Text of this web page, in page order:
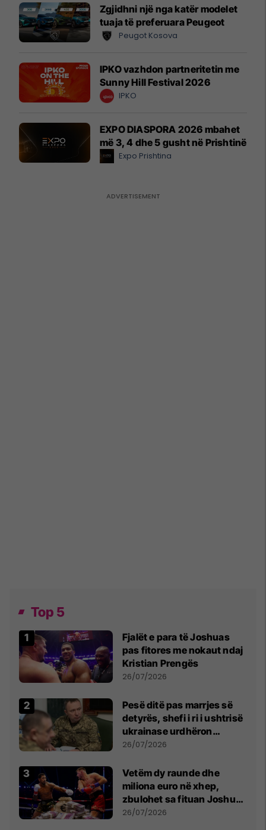
Zgjidhni një nga katër modelet
tuaja të preferuara Peugeot
Peugot Kosova
IPKO vazhdon partneritetin me
Sunny Hill Festival 2026
IPKO
EXPO DIASPORA 2026 mbahet
më 3, 4 dhe 5 gusht në Prishtinë
Expo Prishtina
Top 5
Fjalët e para të Joshuas
pas fitores me nokaut ndaj
Kristian Prengës
26/07/2026
Pesë ditë pas marrjes së
detyrës, shefi i ri i ushtrisë
ukrainase urdhëron
kontroll të madh
26/07/2026
Vetëm dy raunde dhe
miliona euro në xhep,
zbulohet sa fituan Joshua
e Prenga
26/07/2026